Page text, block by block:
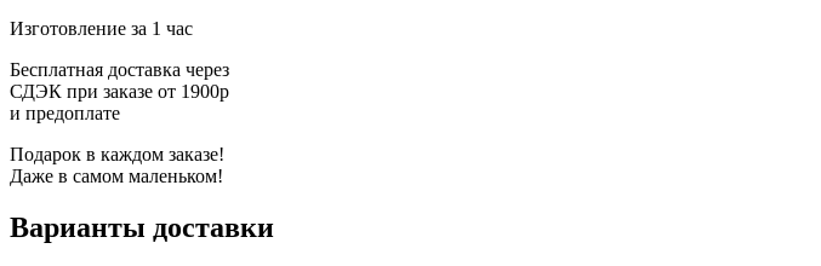
Изготовление за 1 час
Бесплатная доставка через
СДЭК при заказе от 1900р
и предоплате
Подарок в каждом заказе!
Даже в самом маленьком!
Варианты доставки